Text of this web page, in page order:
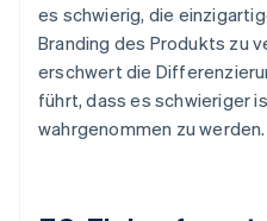
es schwierig, die
Branding des Produkts zu
erschwert die
führt, dass es schwieriger
wahrgenommen zu werden.